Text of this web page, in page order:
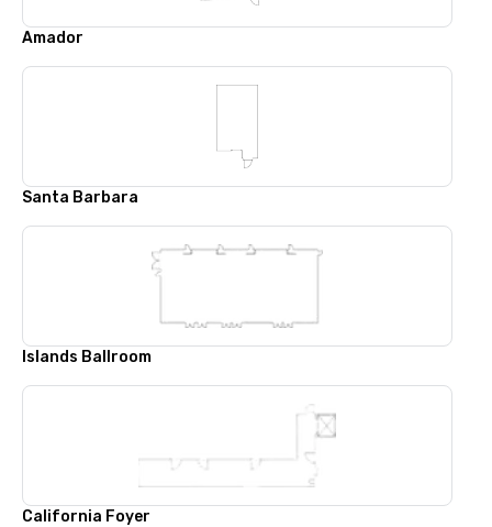
Amador
Santa Barbara
Islands Ballroom
California Foyer